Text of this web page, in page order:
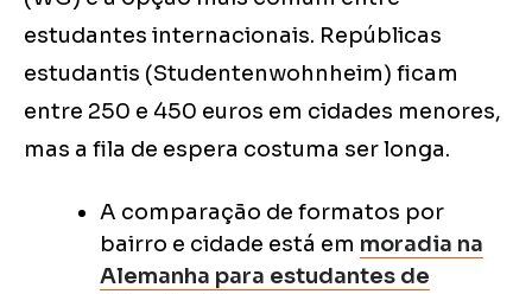
estudantes internacionais. Repúblicas
estudantis (Studentenwohnheim) ficam
entre 250 e 450 euros em cidades menores,
mas a fila de espera costuma ser longa.
A comparação de formatos por
bairro e cidade está em moradia na
Alemanha para estudantes de